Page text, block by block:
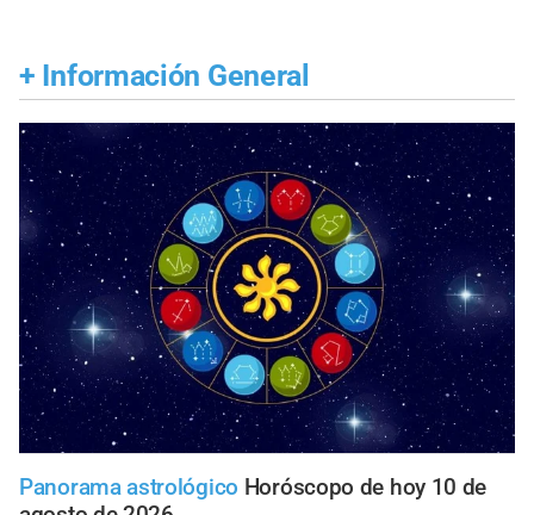
+ Información General
Panorama astrológico Horóscopo de hoy 10 de